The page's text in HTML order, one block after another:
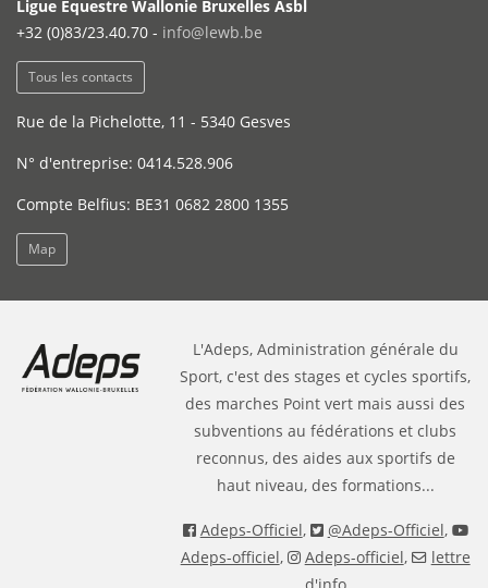
Ligue Equestre Wallonie Bruxelles Asbl
+32 (0)83/23.40.70 - info@lewb.be
Tous les contacts
Rue de la Pichelotte, 11 - 5340 Gesves
N° d'entreprise: 0414.528.906
Compte Belfius: BE31 0682 2800 1355
Map
L'Adeps, Administration générale du
Sport, c'est des stages et cycles sportifs,
des marches Point vert mais aussi des
subventions au fédérations et clubs
reconnus, des aides aux sportifs de
haut niveau, des formations...
Adeps-Officiel, @Adeps-Officiel,
Adeps-officiel, Adeps-officiel,
lettre